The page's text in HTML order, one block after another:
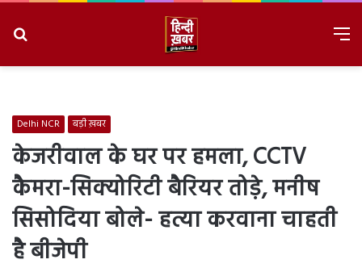
Delhi NCR बड़ी ख़बर
केजरीवाल के घर पर हमला, CCTV
कैमरा-सिक्योरिटी बैरियर तोड़े, मनीष
सिसोदिया बोले- हत्या करवाना चाहती
है बीजेपी